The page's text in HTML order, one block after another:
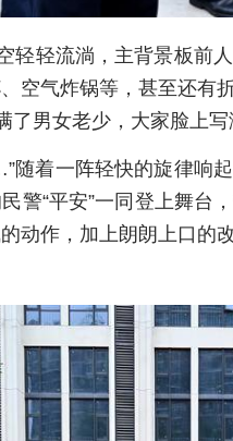
轻轻流淌，主背景板前
气炸锅等，甚至还有
了男女老少，大家脸上写
着一阵轻快的旋律响
警“平安”一同登上舞
动作，加上朗朗上口